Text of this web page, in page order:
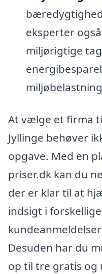
eksperter
miljørigtige
At vælge et firma
Jyllinge behøver
opgave. Med en
priser.dk kan du
der er klar til at
indsigt i
Desuden har du
op til tre gratis